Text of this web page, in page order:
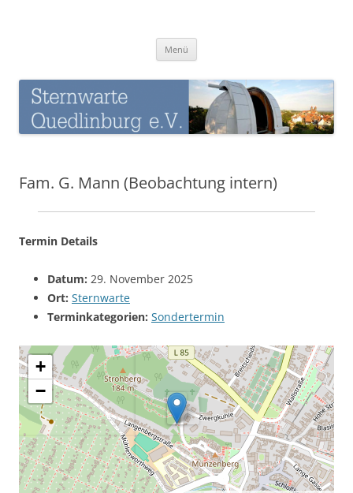
Menü
Fam. G. Mann (Beobachtung intern)
Termin Details
Datum: 29. November 2025
Ort: Sternwarte
Terminkategorien: Sondertermin
+
−